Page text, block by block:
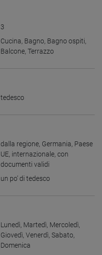
3
Cucina, Bagno, Bagno ospiti,
Balcone, Terrazzo
tedesco
dalla regione, Germania, Paese
UE, internazionale, con
documenti validi
un po’ di tedesco
Lunedì, Martedì, Mercoledì,
Giovedì, Venerdì, Sabato,
Domenica